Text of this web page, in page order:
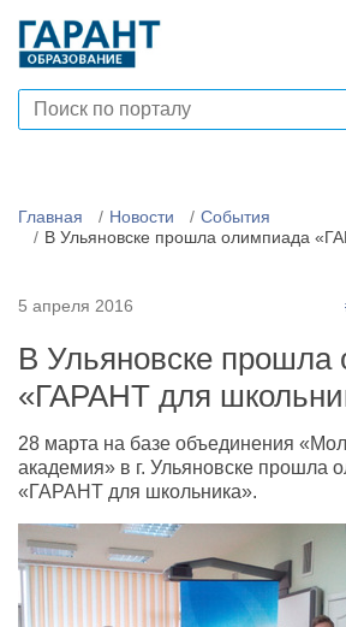
Главная Новости
События
В Ульяновске прошла олимпиада
5 апреля 2016
В Ульяновске прошла
«ГАРАНТ для
28 марта на базе объединения
академия» в г. Ульяновске прошла
«ГАРАНТ для школьника».